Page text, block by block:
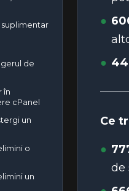
suplimentar
de
în
cPanel
un
o
un
Ce
de